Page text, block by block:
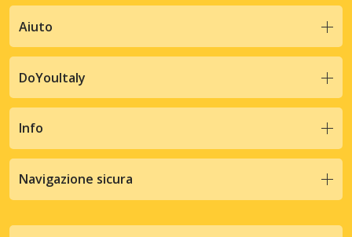
Aiuto
DoYouItaly
Info
Navigazione sicura